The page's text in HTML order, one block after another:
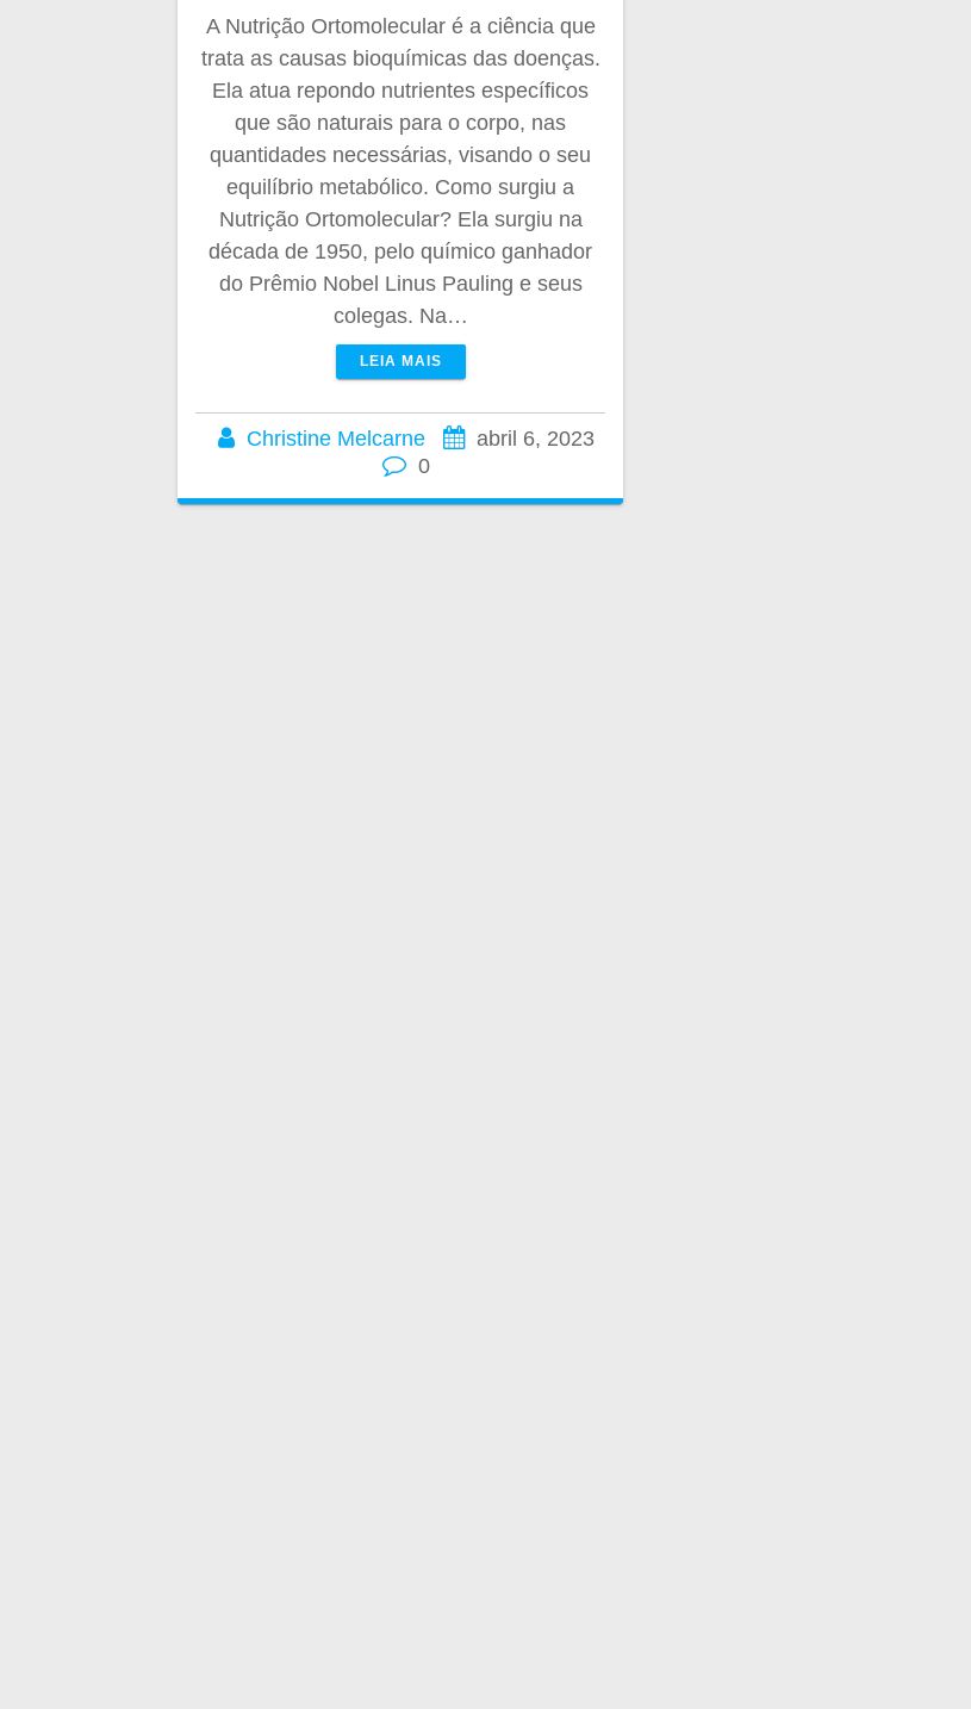
A Nutrição Ortomolecular é a ciência que
trata as causas bioquímicas das doenças.
Ela atua repondo nutrientes específicos
que são naturais para o corpo, nas
quantidades necessárias, visando o seu
equilíbrio metabólico. Como surgiu a
Nutrição Ortomolecular? Ela surgiu na
década de 1950, pelo químico ganhador
do Prêmio Nobel Linus Pauling e seus
colegas. Na…
LEIA MAIS
Christine Melcarne
abril 6, 2023
0